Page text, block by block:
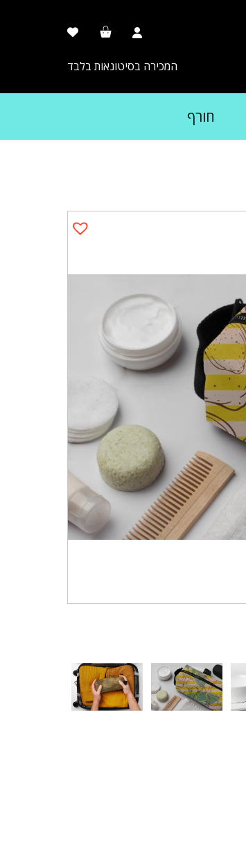
המכירה בסיטונאות בלבד
חורף